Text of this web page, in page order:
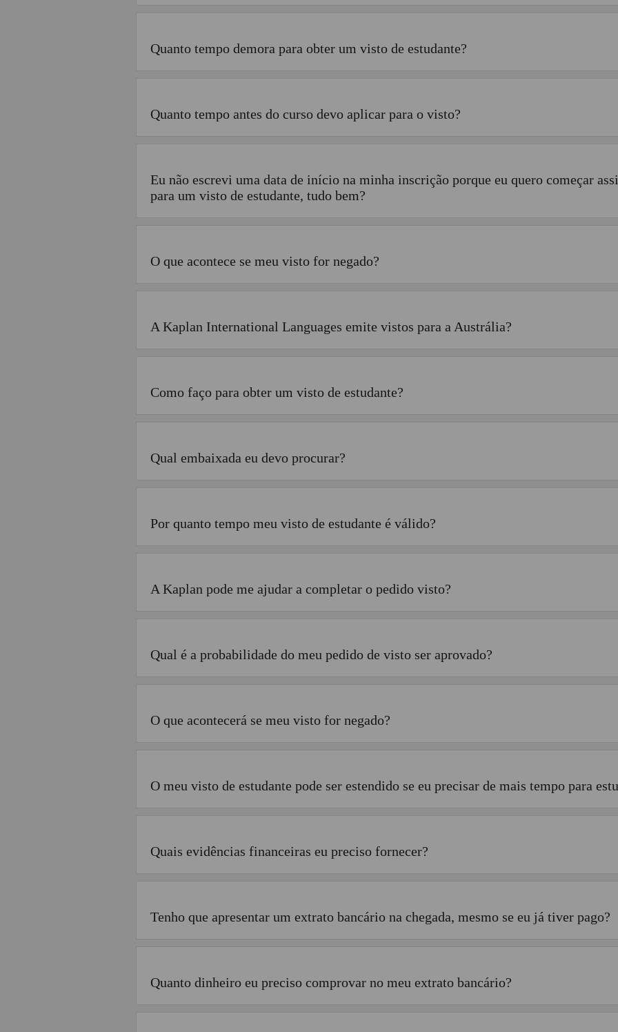
Quanto tempo demora para obter um visto de estudante?
Quanto tempo antes do curso devo aplicar para o visto?
Eu não escrevi uma data de início na minha inscrição porque eu quero começar
para um visto de estudante, tudo bem?
O que acontece se meu visto for negado?
A Kaplan International Languages emite vistos para a Austrália?
Como faço para obter um visto de estudante?
Qual embaixada eu devo procurar?
Por quanto tempo meu visto de estudante é válido?
A Kaplan pode me ajudar a completar o pedido visto?
Qual é a probabilidade do meu pedido de visto ser aprovado?
O que acontecerá se meu visto for negado?
O meu visto de estudante pode ser estendido se eu precisar de mais tempo para
Quais evidências financeiras eu preciso fornecer?
Tenho que apresentar um extrato bancário na chegada, mesmo se eu já tiver pago?
Quanto dinheiro eu preciso comprovar no meu extrato bancário?